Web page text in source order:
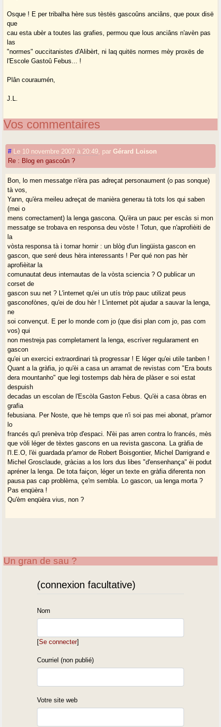
Osque ! E per tribalha hère sus tèstës gascoûns anciâns, que poux disë
que
cau esta ubèr a toutes las grafies, permou que lous anciâns n'avèn pas
las
"normes" ouccitanistes d'Alibèrt, ni laq quitës normes mèy proxës de
l'Escole Gastoû Febus... !
Plân couraumén,
J.L.
Vos commentaires
# Le 10 novembre 2007 à 20:49 parGérard Loison
Re : Blog en gascoûn ?
Bon, lo men messatge n'èra pas adreçat personaument (o pas sonque)
tà vos,
Yann, qu'èra meileu adreçat de manièra generau tà tots los qui saben
(mei o
mens correctament) la lenga gascona. Qu'èra un pauc per escàs si mon
messatge se trobava en responsa deu vòste ! Totun, que n'aprofièiti de
la
vòsta responsa tà i tornar hornir : un blòg d'un lingüista gascon en
gascon, que seré deus hèra interessants ! Per qué non pas hèr
aprofièitar la
comunautat deus internautas de la vòsta sciencia ? O publicar un
corset de
gascon suu net ? L'internet qu'ei un utís tròp pauc utilizat peus
gasconofònes, qu'ei de dou hèr ! L'internet pòt ajudar a sauvar la lenga,
ne
soi convençut. E per lo monde com jo (que disi plan com jo, pas com
vos) qui
non mestreja pas completament la lenga, escríver regularament en
gascon
qu'ei un exercici extraordinari tà progressar ! E léger qu'ei utile tanben !
Quant a la gràfia, jo qu'èi a casa un arramat de revistas com "Era bouts
dera mountanho" que legi tostemps dab hèra de plàser e soi estat
despuish
decadas un escolan de l'Escòla Gaston Febus. Qu'èi a casa òbras en
grafia
febusiana. Per Noste, que hè temps que n'i soi pas mei abonat, pr'amor
lo
francés qu'i prenèva tròp d'espaci. N'èi pas arren contra lo francés, mès
que vòli léger de tèxtes gascons en ua revista gascona. La gràfia de
l'I.E.O, l'èi guardada pr'amor de Robert Boisgontier, Michel Darrigrand e
Michel Grosclaude, gràcias a los lors dus libes "d'ensenhança" èi podut
apréner la lenga. De tota faiçon, léger un texte en gràfia diferenta non
pausa pas cap problèma, çe'm sembla. Lo gascon, ua lenga morta ?
Pas enqüèra !
Qu'èm enqüèra vius, non ?
Un gran de sau ?
(connexion facultative)
Nom
[Se connecter]
Courriel (non publié)
Votre site web